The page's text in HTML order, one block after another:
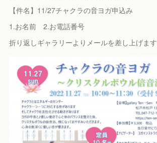
【件名】11/27チャクラの音ヨガ申込み
1.お名前 2.お電話番号
折り返しギャラリーよりメールを差し上げます